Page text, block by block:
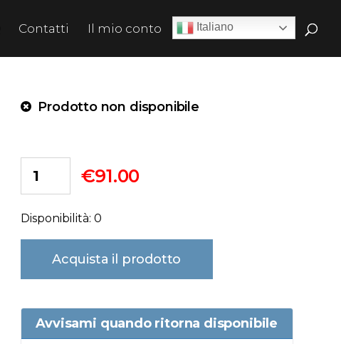
Contatti Il mio conto
Prodotto non disponibile
€91.00
Disponibilità: 0
Acquista il prodotto
Avvisami quando ritorna disponibile
Italiano